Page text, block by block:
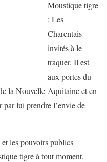
Moustique tigre
: Les
Charentais
invités à le
traquer. Il est
aux portes du
la Nouvelle-Aquitaine et en
lui prendre l’envie de
les pouvoirs publics
tigre à tout moment.